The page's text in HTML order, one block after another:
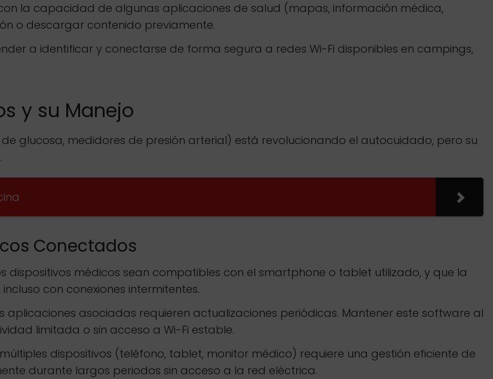
la capacidad de algunas aplicaciones de salud (mapas, información médica,
o descargar contenido previamente.
a identificar y conectarse de forma segura a redes Wi-Fi disponibles en campings,
y su Manejo
glucosa, medidores de presión arterial) está revolucionando el autocuidado, pero su
Conectados
dispositivos médicos sean compatibles con el smartphone o tablet utilizado, y que la
con conexiones intermitentes.
aplicaciones asociadas requieren actualizaciones periódicas. Mantener este software al
limitada o sin acceso a Wi-Fi estable.
dispositivos (teléfono, tablet, monitor médico) requiere una gestión eficiente de
durante largos periodos sin acceso a la red eléctrica.